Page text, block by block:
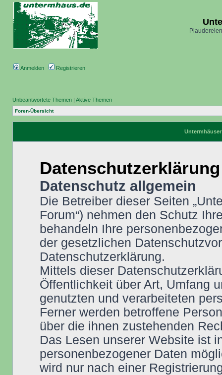
Anmelden Registrieren
Unbeantwortete Themen | Aktive Themen
Foren-Übersicht
Datenschutzerklärung
Datenschutz allgemein
Die Betreiber dieser Seiten
Forum“) nehmen den Schutz
behandeln Ihre
der gesetzlichen
Datenschutzerklärung.
Mittels dieser
Öffentlichkeit über Art, Umfang
genutzten und verarbeiteten
Ferner werden betroffene
über die ihnen zustehenden
Das Lesen unserer Website ist
personenbezogener Daten
wird nur nach einer